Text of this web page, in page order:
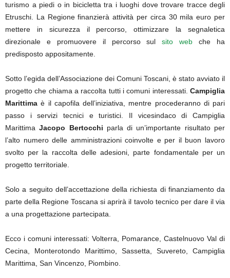
turismo a piedi o in bicicletta tra i luoghi dove trovare tracce degli
Etruschi. La Regione finanzierà attività per circa 30 mila euro per
mettere in sicurezza il percorso, ottimizzare la segnaletica
direzionale e promuovere il percorso sulsito web che ha
predisposto appositamente.
Sotto l’egida dell’Associazione dei Comuni Toscani, è stato avviato il
progetto che chiama a raccolta tutti i comuni interessati. Campiglia
Marittima è il capofila dell’iniziativa, mentre procederanno di pari
passo i servizi tecnici e turistici. Il vicesindaco di Campiglia
MarittimaJacopo Bertocchi parla di un’importante risultato per
l’alto numero delle amministrazioni coinvolte e per il buon lavoro
svolto per la raccolta delle adesioni, parte fondamentale per un
progetto territoriale.
Solo a seguito dell’accettazione della richiesta di finanziamento da
parte della Regione Toscana si aprirà il tavolo tecnico per dare il via
a una progettazione partecipata.
Ecco i comuni interessati: Volterra, Pomarance, Castelnuovo Val di
Cecina, Monterotondo Marittimo, Sassetta, Suvereto, Campiglia
Marittima, San Vincenzo, Piombino.